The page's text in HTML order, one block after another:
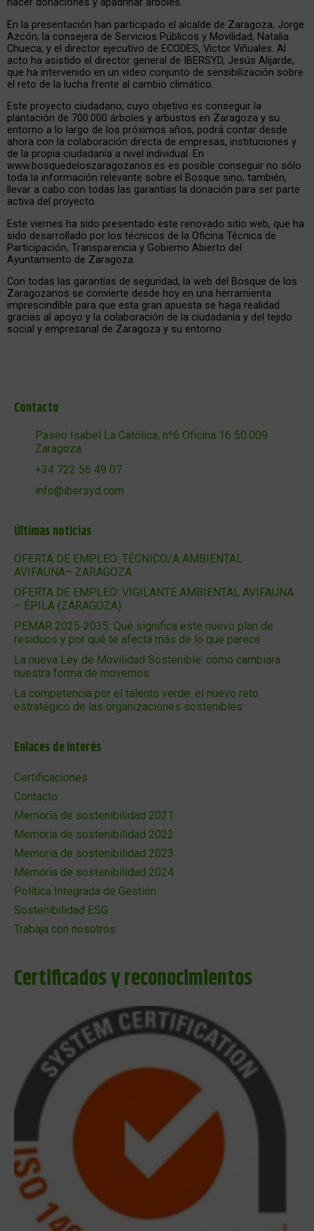
En la presentación han participado el alcalde de Zaragoza, Jorge
Azcón; la consejera de Servicios Públicos y Movilidad, Natalia
Chueca; y el director ejecutivo de ECODES, Víctor Viñuales. Al
acto ha asistido el director general de IBERSYD, Jesús Alijarde,
que ha intervenido en un video conjunto de sensibilización sobre
el reto de la lucha frente al cambio climático.
Este proyecto ciudadano, cuyo objetivo es conseguir la
plantación de 700.000 árboles y arbustos en Zaragoza y su
entorno a lo largo de los próximos años, podrá contar desde
ahora con la colaboración directa de empresas, instituciones y
de la propia ciudadanía a nivel individual. En
www.bosquedeloszaragozanos.es es posible conseguir no sólo
toda la información relevante sobre el Bosque sino, también,
llevar a cabo con todas las garantías la donación para ser parte
activa del proyecto.
Este viernes ha sido presentado este renovado sitio web, que ha
sido desarrollado por los técnicos de la Oficina Técnica de
Participación, Transparencia y Gobierno Abierto del
Ayuntamiento de Zaragoza.
Con todas las garantías de seguridad, la web del Bosque de los
Zaragozanos se convierte desde hoy en una herramienta
imprescindible para que esta gran apuesta se haga realidad
gracias al apoyo y la colaboración de la ciudadanía y del tejido
social y empresarial de Zaragoza y su entorno.
Contacto
Paseo Isabel La Católica, nº6 Oficina 16 50.009
Zaragoza
+34 722 56 49 07
info@ibersyd.com
Últimas noticias
OFERTA DE EMPLEO: TÉCNICO/A AMBIENTAL
AVIFAUNA– ZARAGOZA
OFERTA DE EMPLEO: VIGILANTE AMBIENTAL AVIFAUNA
– ÉPILA (ZARAGOZA)
PEMAR 2025‑2035: Qué significa este nuevo plan de
residuos y por qué te afecta más de lo que parece
La nueva Ley de Movilidad Sostenible: cómo cambiará
nuestra forma de movernos
La competencia por el talento verde: el nuevo reto
estratégico de las organizaciones sostenibles
Enlaces de interés
Certificaciones
Contacto
Memoria de sostenibilidad 2021
Memoria de sostenibilidad 2022
Memoria de sostenibilidad 2023
Memoria de sostenibilidad 2024
Política Integrada de Gestión
Sostenibilidad ESG
Trabaja con nosotros
Certificados y reconocimientos